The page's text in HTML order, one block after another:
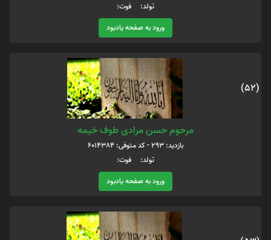
تولد: فوت:
ورود به صفحه یادبود
(52)
مرحوم حسن مرادی طوف خیمه
بازدید: 293 - کد متوفی: 6014384
تولد: فوت:
ورود به صفحه یادبود